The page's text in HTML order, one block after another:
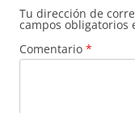
Tu dirección de
campos obligatorios
Comentario *